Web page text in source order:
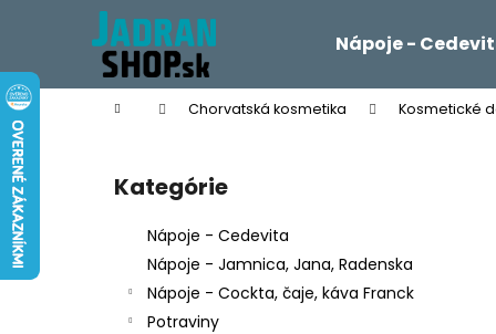
Nápoje -
Domov Chorvatská kosmetika Kosmetické
Preskočiť
kategórie
Kategórie
Nápoje - Cedevita
Nápoje - Jamnica, Jana, Radenska
Nápoje - Cockta, čaje, káva Franck
Potraviny
š
í
k
Späť
do
Späť
do